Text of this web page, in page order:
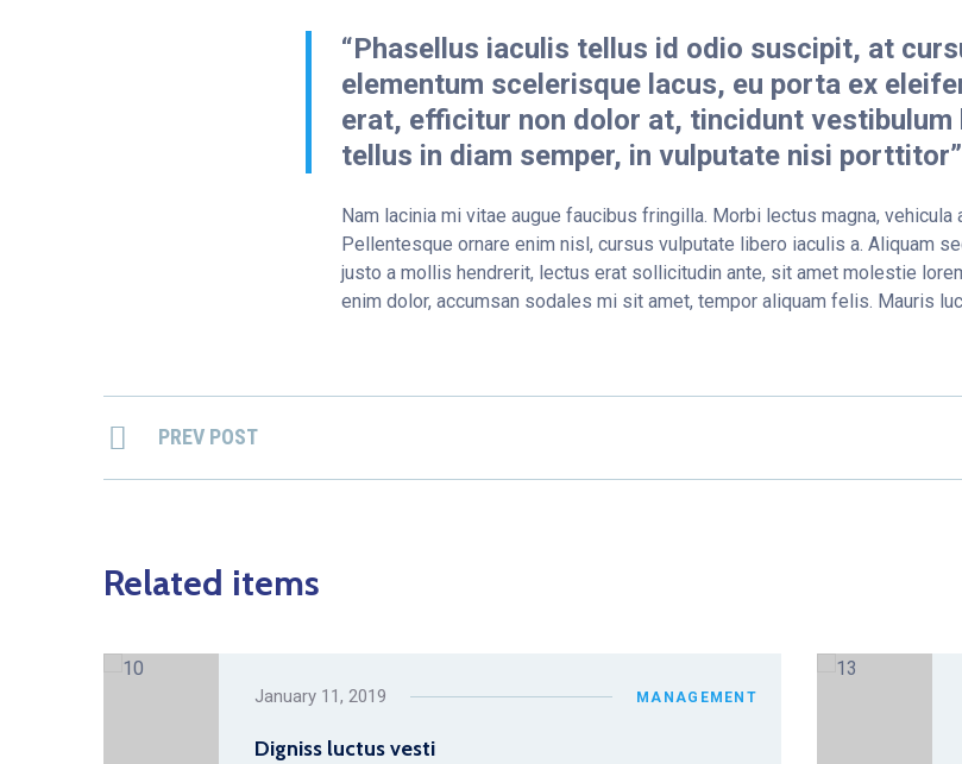
“Phasellus iaculis tellus id odio suscipit, at
elementum scelerisque lacus, eu porta ex
erat, efficitur non dolor at, tincidunt
tellus in diam semper, in vulputate nisi porttitor”
Nam lacinia mi vitae augue faucibus fringilla. Morbi lectus magna,
Pellentesque ornare enim nisl, cursus vulputate libero iaculis a. Aliquam
justo a mollis hendrerit, lectus erat sollicitudin ante, sit amet molestie
enim dolor, accumsan sodales mi sit amet, tempor aliquam felis. Mauris
PREV POST
Related items
January 11, 2019 MANAGEMENT
Digniss luctus vesti